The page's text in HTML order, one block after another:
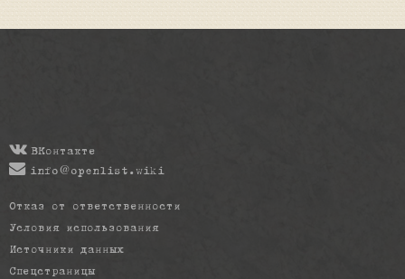
ВКонтакте
info@openlist.wiki
Отказ от ответственности
Условия использования
Источники данных
Спецстраницы